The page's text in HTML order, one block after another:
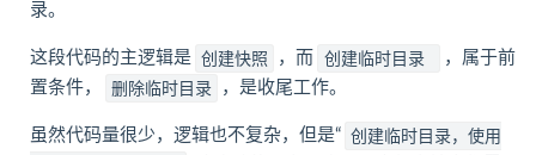
录。
这段代码的主逻辑是 创建快照 ，而 创建临时目录
，属于前
置条件，
删除临时目录 ，是收尾工作。
虽然代码量很少，逻辑也不复杂，但是“ 创建临时目录，使用